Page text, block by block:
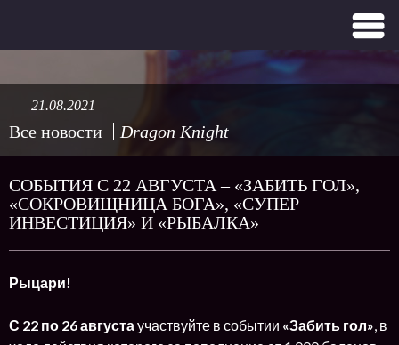
Все новости Dragon Knight
21.08.2021
СОБЫТИЯ С 22 АВГУСТА – «ЗАБИТЬ ГОЛ»,
«СОКРОВИЩНИЦА БОГА», «СУПЕР
ИНВЕСТИЦИЯ» И «РЫБАЛКА»
Рыцари!
С 22 по 26 августаучаствуйте в событии «Забить гол», в